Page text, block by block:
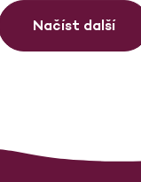
Načíst další